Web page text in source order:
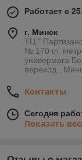
Работает с
г. Минск
ТЦ "
№ 170 ст.
универмага
переход.,
Контакты
Сегодня
Показать